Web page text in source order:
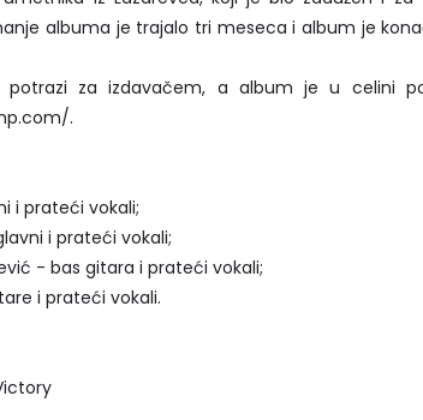
albuma je trajalo tri meseca i album je
za izdavačem, a album je u celini
.
i prateći vokali;
i prateći vokali;
- bas gitara i prateći vokali;
i prateći vokali.